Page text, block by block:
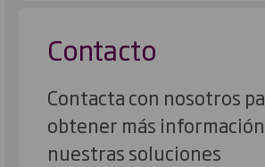
Contacto
Contacta con nosotros
obtener más
nuestras soluciones